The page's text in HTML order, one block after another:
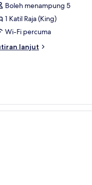
Boleh menampung 5
1 Katil Raja (King)
Wi-Fi percuma
lanjut
bar mini percuma, peti besi